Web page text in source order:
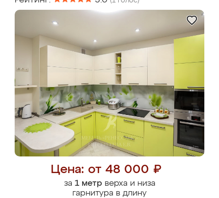
Цена: от 48 000 ₽
за 1 метрверха и низа
гарнитура в длину